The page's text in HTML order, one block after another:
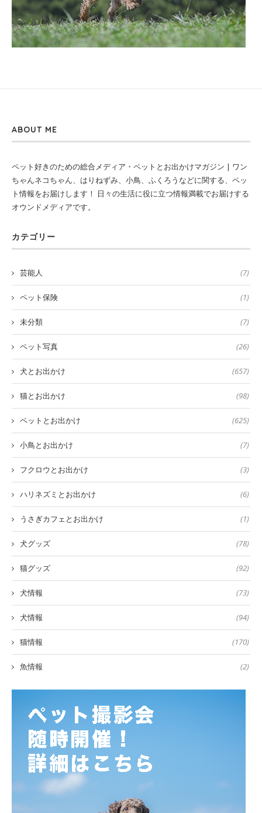
ABOUT ME
ペット好きのための総合メディア・ペットとお出かけマガジン | ワン
ちゃんネコちゃん、はりねずみ、小鳥、ふくろうなどに関する、ペッ
ト情報をお届けします！ 日々の生活に役に立つ情報満載でお届けする
オウンドメディアです。
カテゴリー
芸能人 (7)
ペット保険 (1)
未分類 (7)
ペット写真 (26)
犬とお出かけ (657)
猫とお出かけ (98)
ペットとお出かけ (625)
小鳥とお出かけ (7)
フクロウとお出かけ (3)
ハリネズミとお出かけ (6)
うさぎカフェとお出かけ (1)
犬グッズ (78)
猫グッズ (92)
犬情報 (73)
犬情報 (94)
猫情報 (170)
魚情報 (2)